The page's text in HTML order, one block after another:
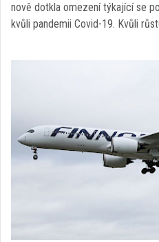
nově dotkla omezení týkající se
kvůli pandemii Covid-19. Kvůli